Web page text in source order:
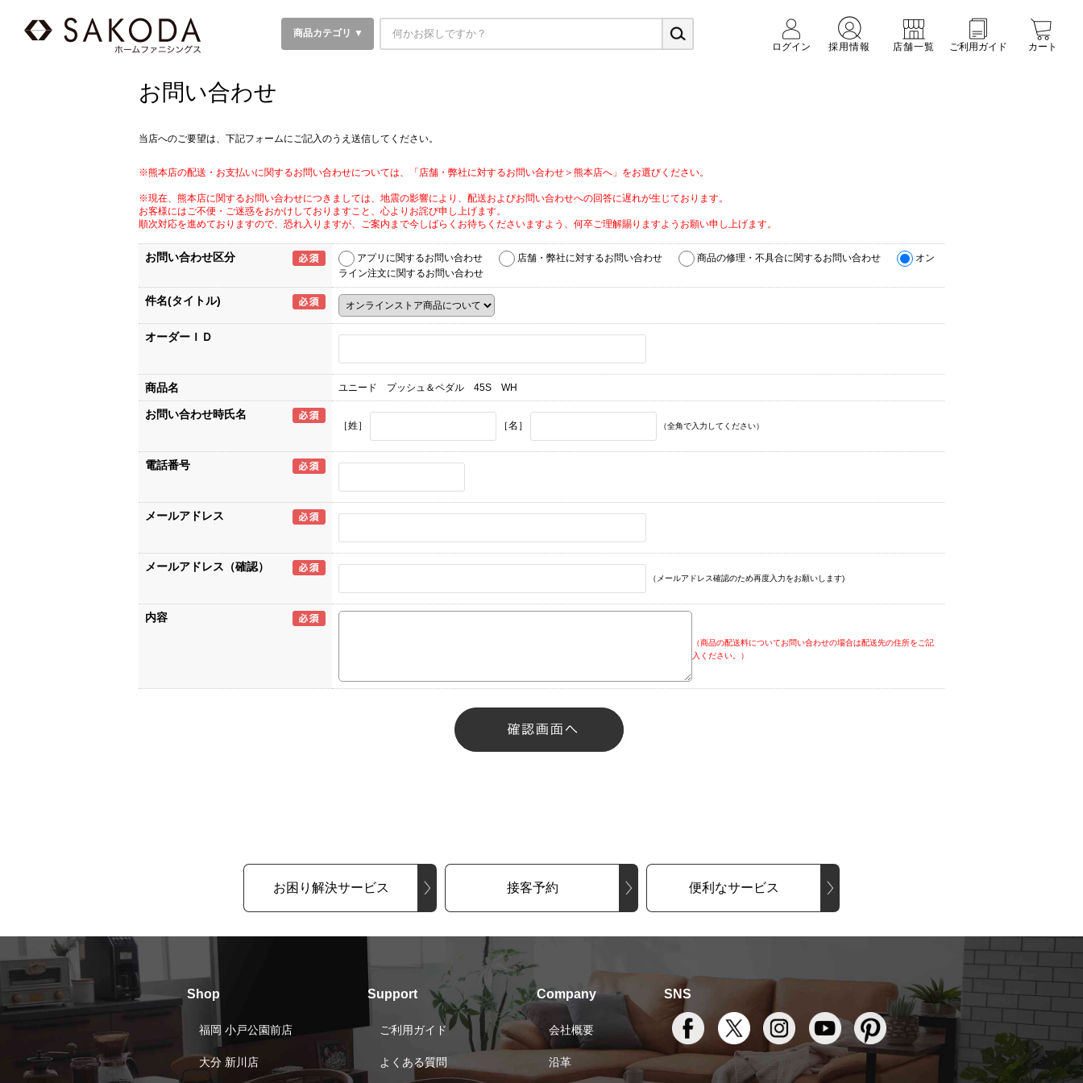
商品カテゴリ ▼
ログイン
採用情報 店舗一覧 ご利用ガイド カート
お問い合わせ
当店へのご要望は、下記フォームにご記入のうえ送信してください。
※熊本店の配送・お支払いに関するお問い合わせについては、「店舗・弊社に対するお問い合わせ＞熊本店へ」をお選びください。
※現在、熊本店に関するお問い合わせにつきましては、地震の影響により、配送およびお問い合わせへの回答に遅れが生じております。
お客様にはご不便・ご迷惑をおかけしておりますこと、心よりお詫び申し上げます。
順次対応を進めておりますので、恐れ入りますが、ご案内まで今しばらくお待ちくださいますよう、何卒ご理解賜りますようお願い申し上げます。
お問い合わせ区分 アプリに関するお問い合わせ 店舗・弊社に対するお問い合わせ 商品の修理・不具合に関するお問い合わせ
オン
ライン注文に関するお問い合わせ
件名(タイトル)
オーダーＩＤ
商品名 ユニード プッシュ＆ペダル 45S WH
お問い合わせ時氏名
［姓］ ［名］ （全角で入力してください）
電話番号
メールアドレス
メールアドレス（確認）
（メールアドレス確認のため再度入力をお願いします)
内容
（商品の配送料についてお問い合わせの場合は配送先の住所をご記
入ください。）
お困り解決サービス 接客予約 便利なサービス
Shop
福岡 小戸公園前店
大分 新川店
Support
ご利用ガイド
よくある質問
Company
会社概要
沿革
SNS